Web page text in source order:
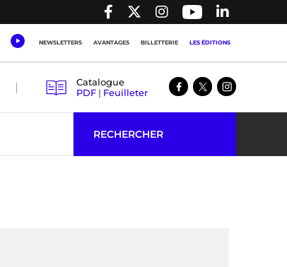
NEWSLETTERS AVANTAGES BILLETTERIE LES ÉDITIONS
Catalogue
PDF | Feuilleter
RECHERCHER